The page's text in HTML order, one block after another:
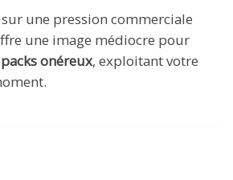
une pression commerciale
une image médiocre pour
onéreux, exploitant votre